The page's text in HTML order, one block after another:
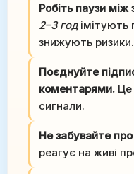
Робіть паузи
2–3 годімітують
знижують ризики.
Поєднуйте
коментарями. Це
сигнали.
Не забувайте
реагує на живі